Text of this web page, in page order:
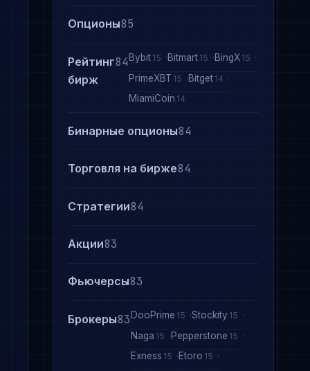
Опционы85
Рейтинг
бирж
84 Bybit 15 Bitmart 15 BingX 15
PrimeXBT 15 Bitget 14
MiamiCoin 14
Бинарные опционы84
Торговля на бирже84
Стратегии84
Акции83
Фьючерсы83
Брокеры83 DooPrime 15 Stockity 15
Naga 15 Pepperstone 15
Exness 15 Etoro 15